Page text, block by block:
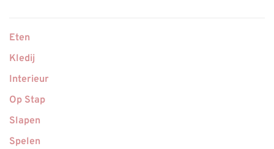
Eten
Kledij
Interieur
Op Stap
Slapen
Spelen